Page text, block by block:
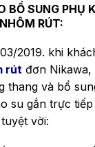
BỔ SUNG PHỤ
RÚT:
2019. khi
rút đơn Nikawa,
thang và bổ
su gắn trực
vời: